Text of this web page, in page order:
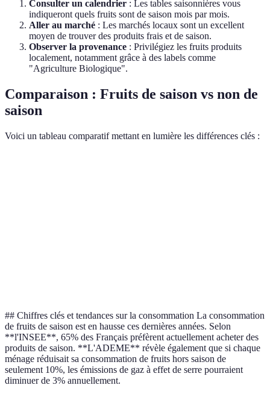
Consulter un calendrier : Les tables saisonnières vous
indiqueront quels fruits sont de saison mois par mois.
Aller au marché : Les marchés locaux sont un excellent
moyen de trouver des produits frais et de saison.
Observer la provenance : Privilégiez les fruits produits
localement, notamment grâce à des labels comme
"Agriculture Biologique".
Comparaison : Fruits de saison vs non de
saison
Voici un tableau comparatif mettant en lumière les différences clés :
## Chiffres clés et tendances sur la consommation La consommation
de fruits de saison est en hausse ces dernières années. Selon
**l'INSEE**, 65% des Français préfèrent actuellement acheter des
produits de saison. **L'ADEME** révèle également que si chaque
ménage réduisait sa consommation de fruits hors saison de
seulement 10%, les émissions de gaz à effet de serre pourraient
diminuer de 3% annuellement.